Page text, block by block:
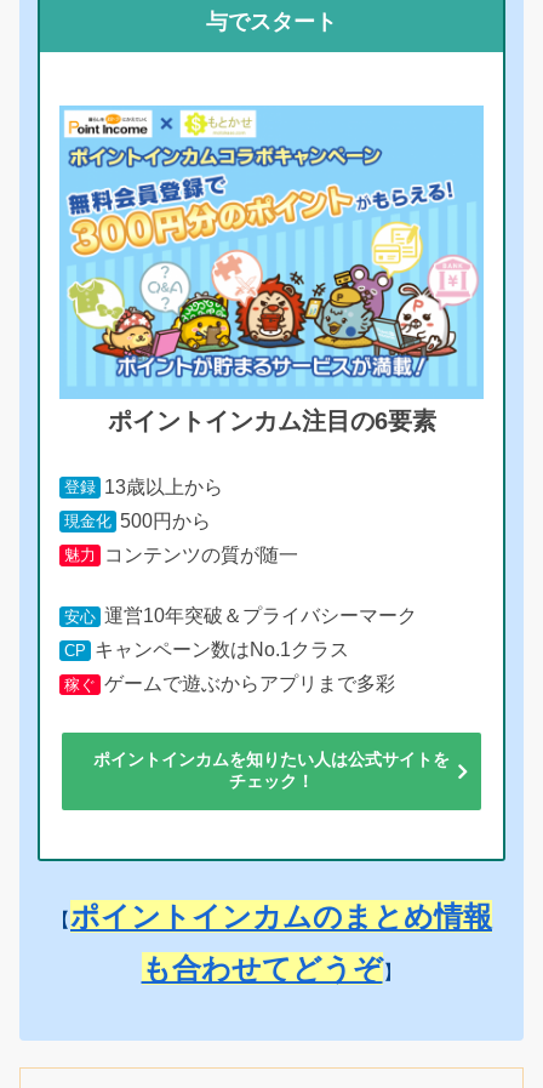
与でスタート
ポイントインカム注目の6要素
登録 13歳以上から
現金化 500円から
魅力 コンテンツの質が随一
安心 運営10年突破＆プライバシーマーク
CP キャンペーン数はNo.1クラス
稼ぐ ゲームで遊ぶからアプリまで多彩
ポイントインカムを知りたい人は公式サイトを
チェック！
【ポイントインカムのまとめ情報
も合わせてどうぞ 】